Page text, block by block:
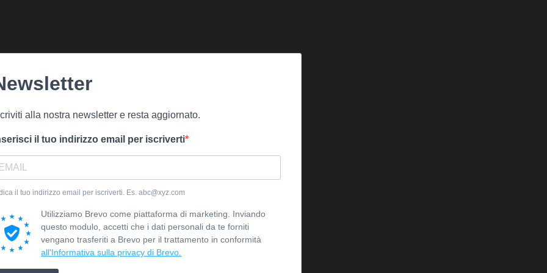
alla nostra newsletter e resta aggiornato.
il tuo indirizzo email per iscriverti
il tuo indirizzo email per iscriverti. Es. abc@xyz.com
Utilizziamo Brevo come piattaforma di marketing. Inviando
questo modulo, accetti che i dati personali da te forniti
vengano trasferiti a Brevo per il trattamento in conformità
all'Informativa sulla privacy di Brevo.